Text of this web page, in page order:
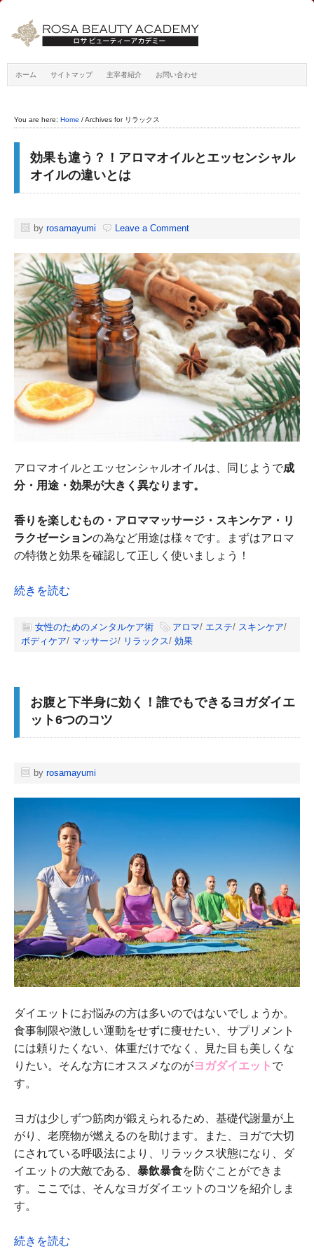
ホーム サイトマップ 主宰者紹介 お問い合わせ
You are here: Home /Archives for リラックス
効果も違う？！アロマオイルとエッセンシャル
オイルの違いとは
by rosamayumi Leave a Comment
アロマオイルとエッセンシャルオイルは、同じようで成
分・用途・効果が大きく異なります。
香りを楽しむもの・アロママッサージ・スキンケア・リ
ラクゼーションの為など用途は様々です。まずはアロマ
の特徴と効果を確認して正しく使いましょう！
続きを読む
女性のためのメンタルケア術 アロマ/ エステ/ スキンケア/
ボディケア/ マッサージ/ リラックス/ 効果
お腹と下半身に効く！誰でもできるヨガダイエ
ット6つのコツ
by rosamayumi
ダイエットにお悩みの方は多いのではないでしょうか。
食事制限や激しい運動をせずに痩せたい、サプリメント
には頼りたくない、体重だけでなく、見た目も美しくな
りたい。そんな方にオススメなのがヨガダイエット で
す。
ヨガは少しずつ筋肉が鍛えられるため、基礎代謝量が上
がり、老廃物が燃えるのを助けます。また、ヨガで大切
にされている呼吸法により、リラックス状態になり、ダ
イエットの大敵である、 暴飲暴食を防ぐことができま
す。ここでは、そんなヨガダイエットのコツを紹介しま
す。
続きを読む